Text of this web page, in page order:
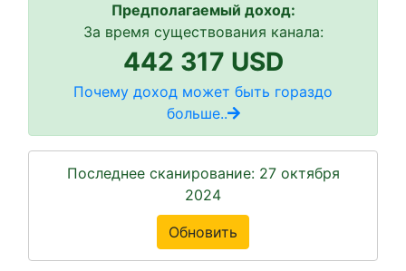
Предполагаемый доход:
За время существования канала:
442 317 USD
Почему доход может быть гораздо
больше..
Последнее сканирование: 27 октября
2024
Обновить